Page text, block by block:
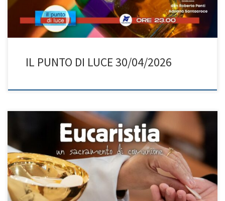
IL PUNTO DI LUCE 30/04/2026
Chi ha fatto la Prima Comunione se la ricorda bene! Non è solo
una festa, ma il primo vero incontro con Gesù. Un passo
importante per la crescita spirituale che coinvolge tutti: ragazzi,
famiglie e comunità. Il tema centrale di questa puntata è
l’Eucaristia, il cuore della nostra fede. È […]